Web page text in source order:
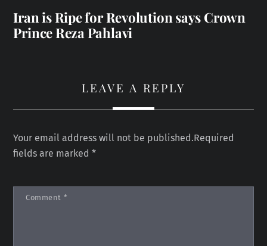
Iran is Ripe for Revolution says Crown
Prince Reza Pahlavi
LEAVE A REPLY
Your email address will not be published.Required
fields are marked*
Comment *